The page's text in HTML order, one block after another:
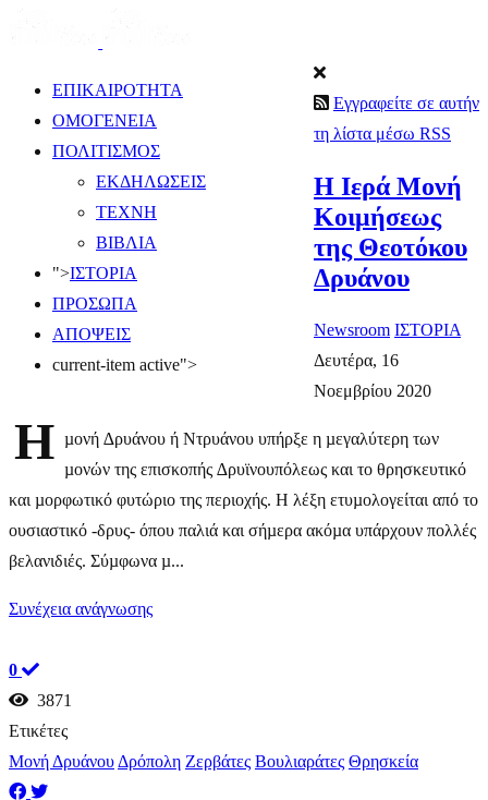
ΕΠΙΚΑΙΡΟΤΗΤΑ
ΟΜΟΓΕΝΕΙΑ
ΠΟΛΙΤΙΣΜΟΣ
ΕΚΔΗΛΩΣΕΙΣ
ΤΕΧΝΗ
ΒΙΒΛΙΑ
">ΙΣΤΟΡΙΑ
ΠΡΟΣΩΠΑ
ΑΠΟΨΕΙΣ
current-item active">
Εγγραφείτε σε αυτήν
τη λίστα μέσω RSS
Η Ιερά Μονή
Κοιμήσεως
της Θεοτόκου
Δρυάνου
Newsroom ΙΣΤΟΡΙΑ
Δευτέρα, 16
Νοεμβρίου 2020
Η µονή ∆ρυάνου ή Ντρυάνου υπήρξε η µεγαλύτερη των
µονών της επισκοπής ∆ρυϊνουπόλεως και το θρησκευτικό
και µορφωτικό φυτώριο της περιοχής. Η λέξη ετυµολογείται από το
ουσιαστικό -δρυς- όπου παλιά και σήµερα ακόµα υπάρχουν πολλές
βελανιδιές. Σύµφωνα µ...
Συνέχεια ανάγνωσης
0
3871
Ετικέτες
Μονή Δρυάνου Δρόπολη Ζερβάτες Βουλιαράτες Θρησκεία